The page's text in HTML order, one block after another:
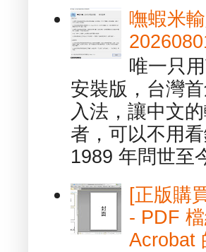
嘸蝦米
唯一只
安裝版，台灣
入法，讓中文
者，可以不用
1989 年問世至
[正版購
- PDF
Acrobat